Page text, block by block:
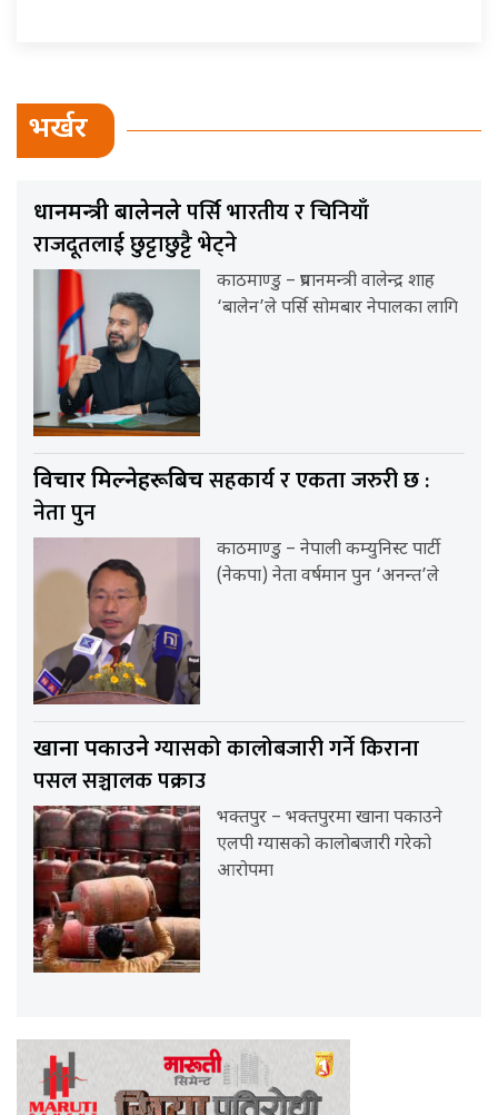
भर्खर
प्रधानमन्त्री बालेनलेपर्सि भारतीय र चिनियाँ
राजदूतलाई छुट्टाछुट्टै भेट्ने
काठमाण्डु – प्रधानमन्त्री वालेन्द्र शाह
‘बालेन’ले पर्सि सोमबार नेपालका लागि
विचार मिल्नेहरूबिचसहकार्य र एकता जरुरी छ :
नेता पुन
काठमाण्डु – नेपाली कम्युनिस्ट पार्टी
(नेकपा) नेता वर्षमान पुन ‘अनन्त’ले
खाना पकाउनेग्यासको कालोबजारी गर्ने किराना
पसल सञ्चालक पक्राउ
भक्तपुर – भक्तपुरमा खाना पकाउने
एलपी ग्यासको कालोबजारी गरेको
आरोपमा